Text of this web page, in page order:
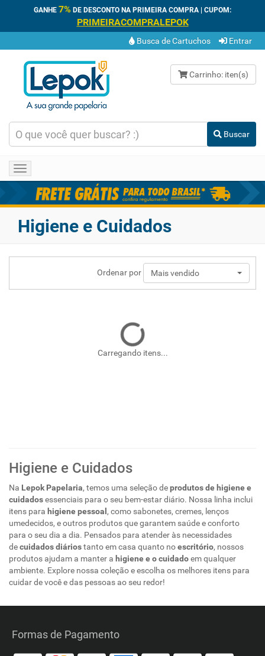
GANHE 7% DE DESCONTO NA PRIMEIRA COMPRA | CUPOM:
PRIMEIRACOMPRALEPOK
Busca de Cartuchos Entrar
Carrinho: iten(s)
Buscar
Toggle
navigation
Higiene e Cuidados
Ordenar por Mais vendido
Carregando itens...
Higiene e Cuidados
Na Lepok Papelaria, temos uma seleção deprodutos de higiene e
cuidadosessenciais para o seu bem-estar diário. Nossa linha inclui
itens para higiene pessoal , como sabonetes, cremes, lenços
umedecidos, e outros produtos que garantem saúde e conforto
para o seu dia a dia. Pensados para atender às necessidades
decuidados diáriostanto em casa quanto noescritório, nossos
produtos ajudam a manter a higiene e o cuidadoem qualquer
ambiente. Explore nossa coleção e escolha os melhores itens para
cuidar de você e das pessoas ao seu redor!
Formas de Pagamento